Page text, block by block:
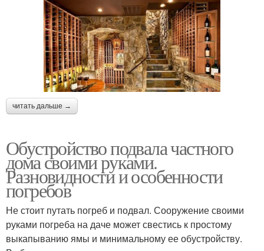
читать дальше →
Обустройство подвала частного
дома своими руками.
Разновидности и особенности
погребов
Не стоит путать погреб и подвал. Сооружение своими
руками погреба на даче может свестись к простому
выкапыванию ямы и минимальному ее обустройству.